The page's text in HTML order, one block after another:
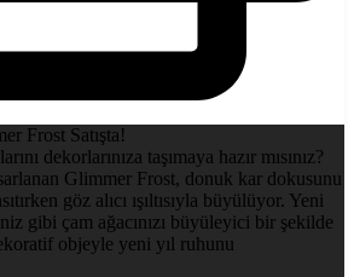
Frost Satışta!
dekorlarınıza taşımaya hazır mısınız?
Glimmer Frost, donuk kar dokusunu
göz alıcı ışıltısıyla büyülüyor. Yeni
gibi çam ağacınızı büyüleyici bir şekilde
objeyle yeni yıl ruhunu